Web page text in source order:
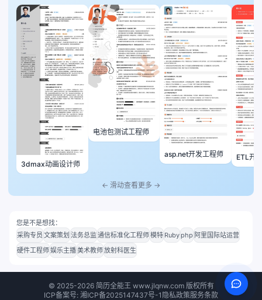
3dmax动画设计师
电池包测试工程师
asp.net开发工程师 ETL开
← 滑动查看更多 →
您是不是想找：
采购专员 文案策划 法务总监通信标准化工程师模特 Rubyphp 阿里国际站运营
硬件工程师娱乐主播美术教师放射科医生
© 2025-2026简历全能王 www.jlqnw.com 版权所有
ICP备案号: 湘ICP备2025147437号-1 隐私政策服务条款